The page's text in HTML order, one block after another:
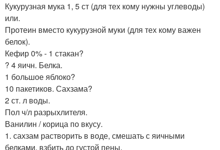
Кукурузная мука 1, 5 ст (для тех кому нужны углеводы)
или.
Протеин вместо кукурузной муки (для тех кому важен
белок).
Кефир 0% - 1 стакан?
? 4 яичн. Белка.
1 большое яблоко?
10 пакетиков. Сахзама?
2 ст. л воды.
Пол ч/л разрыхлителя.
Ванилин / корица по вкусу.
1. сахзам растворить в воде, смешать с яичными
белками, взбить до густой пены.